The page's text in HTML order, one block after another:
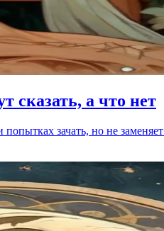
сказать, а что нет
зачать, но не